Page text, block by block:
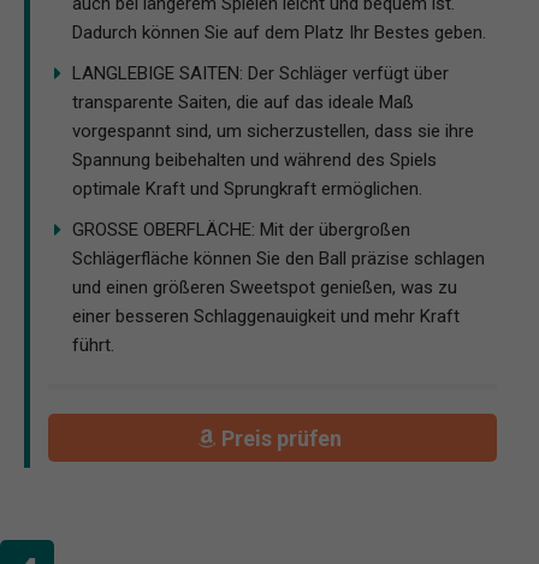
Dadurch können Sie auf dem Platz Ihr Bestes geben.
LANGLEBIGE SAITEN: Der Schläger verfügt über
transparente Saiten, die auf das ideale Maß
vorgespannt sind, um sicherzustellen, dass sie ihre
Spannung beibehalten und während des Spiels
optimale Kraft und Sprungkraft ermöglichen.
GROSSE OBERFLÄCHE: Mit der übergroßen
Schlägerfläche können Sie den Ball präzise schlagen
und einen größeren Sweetspot genießen, was zu
einer besseren Schlaggenauigkeit und mehr Kraft
führt.
Preis prüfen